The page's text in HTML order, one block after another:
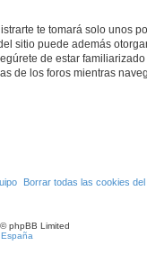
te tomará solo unos
sitio puede además
de estar
de los foros mientras
Borrar todas las cookies del
phpBB Limited